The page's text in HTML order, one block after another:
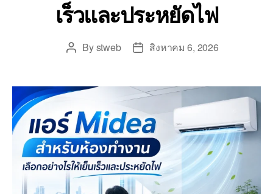
เร็วและประหยัดไฟ
Bystweb สิงหาคม 6, 2026